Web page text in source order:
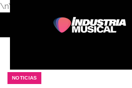
\n\n
NOTICIAS